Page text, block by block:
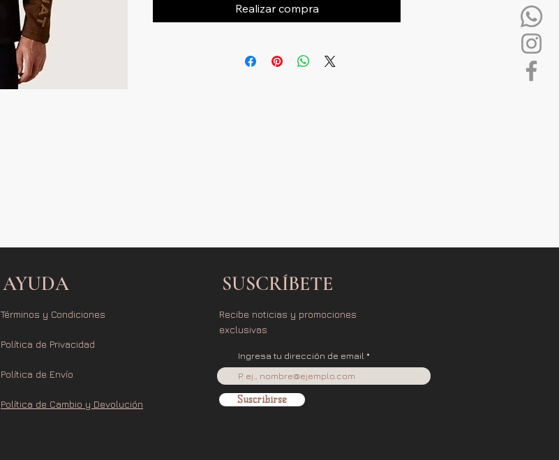
Realizar compra
AYUDA
Términos y Condiciones
Política de Privacidad
Política de Envío
Política de Cambio y Devolución
SUSCRÍBETE
Recibe noticias y promociones
exclusivas
Ingresa tu dirección de email
Suscribirse